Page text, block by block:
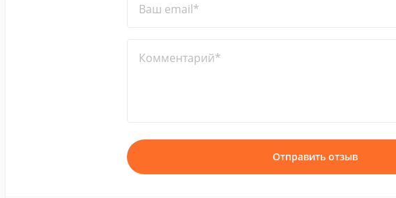
Ваш email*
Комментарий*
Отправить отзыв